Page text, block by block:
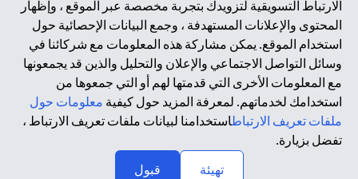
الارتباط التسويقية لتزويدك بتجربة مخصصة عبر الموقع ، وإظهار
المحتوى والإعلانات المستهدفة ، وجمع البيانات الإحصائية حول
استخدام الموقع. يمكن مشاركة هذه المعلومات مع شركائنا في
وسائل التواصل الاجتماعي والإعلان والتحليل والذين قد يجمعونها
مع المعلومات الأخرى التي قدمتها لهم أو التي جمعوها من
استخدامك لخدماتهم. لمعرفة المزيد حول كيفية معلومات حول
ملفات تعريف الارتباطاستخدامنا لبيانات ملفات تعريف الارتباط ،
تفضل بزيارة.
تهيئة
قبول
العامة \ قانون خصوصية نيوزيلندا). المحتوى الموجود في هذه
الصفحة ليس ولا ينبغي تفسيره على أنه عرض أو دعوة أو دعوة
لشراء أو بيع أي من المنتجات والخدمات المذكورة هنا لمثل هؤلاء
الأفراد.
*GDPR – اللائحة العامة لحماية البيانات؛ * LGPD – Lei Geral de
Proteção de Dados Pessoais ; *NZPA – قانون الخصوصية
النيوزيلندي
2025 citibank.ae